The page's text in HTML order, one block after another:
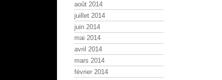
août 2014
juillet 2014
juin 2014
mai 2014
avril 2014
mars 2014
février 2014